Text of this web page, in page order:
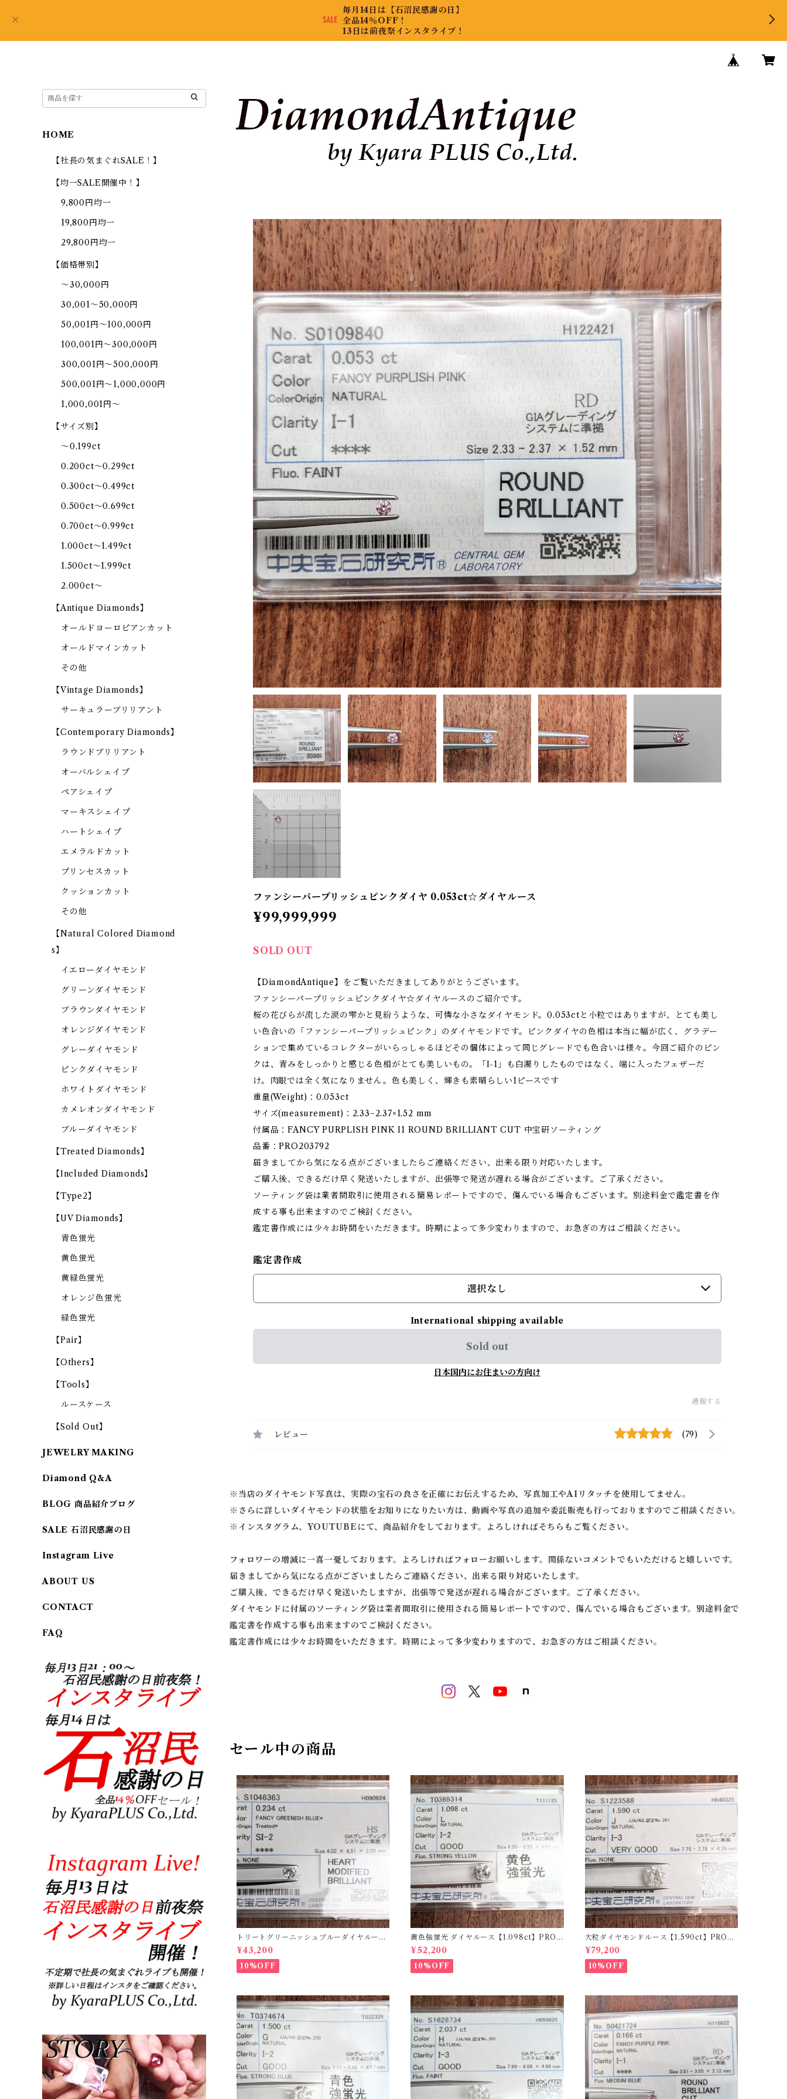
毎月14日は【石沼民感謝の日】
全品14％OFF！
13日は前夜祭インスタライブ！
ファンシーパープリッシュピンクダイヤ 0.053ct☆ダイヤルース
¥99,999,999
SOLD OUT
【DiamondAntique】をご覧いただきましてありがとうございます。
ファンシーパープリッシュピンクダイヤ☆ダイヤルースのご紹介です。
桜の花びらが流した涙の雫かと見紛うような、可憐な小さなダイヤモンド。0.053ctと小粒ではありますが、とても美し
い色合いの「ファンシーパープリッシュピンク」のダイヤモンドです。ピンクダイヤの色相は本当に幅が広く、グラデー
ションで集めているコレクターがいらっしゃるほどその個体によって同じグレードでも色合いは様々。今回ご紹介のピン
クは、青みをしっかりと感じる色相がとても美しいもの。「I-1」も白濁りしたものではなく、端に入ったフェザーだ
け。肉眼では全く気になりません。色も美しく、輝きも素晴らしい1ピースです
重量(Weight)：0.053ct
サイズ(measurement)：2.33−2.37×1.52 mm
付属品：FANCY PURPLISH PINK I1 ROUND BRILLIANT CUT 中宝研ソーティング
品番：PRO203792
届きましてから気になる点がございましたらご連絡ください、出来る限り対応いたします。
ご購入後、できるだけ早く発送いたしますが、出張等で発送が遅れる場合がございます。ご了承ください。
ソーティング袋は業者間取引に使用される簡易レポートですので、傷んでいる場合もございます。別途料金で鑑定書を作
成する事も出来ますのでご検討ください。
鑑定書作成には少々お時間をいただきます。時期によって多少変わりますので、お急ぎの方はご相談ください。
鑑定書作成
選択なし
International shipping available
Sold out
日本国内にお住まいの方向け
通報する
レビュー (79)
※当店のダイヤモンド写真は、実際の宝石の良さを正確にお伝えするため、写真加工やAIリタッチを使用してません。
※ さらに詳しいダイヤモンドの状態をお知りになりたい方は、動画や写真の追加や委託販売も行っておりますのでご相談ください。
※ インスタグラム、YOUTUBEにて、商品紹介をしております。よろしければそちらもご覧ください。
フォロワーの増減に一喜一憂しております。よろしければフォローお願いします。関係ないコメントでもいただけると嬉しいです。
届きましてから気になる点がございましたらご連絡ください、出来る限り対応いたします。
ご購入後、できるだけ早く発送いたしますが、出張等で発送が遅れる場合がございます。ご了承ください。
ダイヤモンドに付属のソーティング袋は業者間取引に使用される簡易レポートですので、傷んでいる場合もございます。別途料金で
鑑定書を作成する事も出来ますのでご検討ください。
鑑定書作成には少々お時間をいただきます。時期によって多少変わりますので、お急ぎの方はご相談ください。
セール中の商品
トリートグリーニッシュブルーダイヤルース
【0.234ct】PRO206812
¥43,200
10%OFF
黄色強蛍光 ダイヤルース【1.098ct】PRO2
08215
¥52,200
10%OFF
大粒ダイヤモンドルース【1.590ct】PRO20
7355
¥79,200
10%OFF
HOME
【社長の気まぐれSALE！】
【均一SALE開催中！】
9,800円均一
19,800円均一
29,800円均一
【価格帯別】
～30,000円
30,001～50,000円
50,001円～100,000円
100,001円～300,000円
300,001円～500,000円
500,001円～1,000,000円
1,000,001円～
【サイズ別】
～0.199ct
0.200ct～0.299ct
0.300ct～0.499ct
0.500ct～0.699ct
0.700ct～0.999ct
1.000ct～1.499ct
1.500ct～1.999ct
2.000ct～
【Antique Diamonds】
オールドヨーロピアンカット
オールドマインカット
その他
【Vintage Diamonds】
サーキュラーブリリアント
【Contemporary Diamonds】
ラウンドブリリアント
オーバルシェイプ
ペアシェイプ
マーキスシェイプ
ハートシェイプ
エメラルドカット
プリンセスカット
クッションカット
その他
【Natural Colored Diamond
s】
イエローダイヤモンド
グリーンダイヤモンド
ブラウンダイヤモンド
オレンジダイヤモンド
グレーダイヤモンド
ピンクダイヤモンド
ホワイトダイヤモンド
カメレオンダイヤモンド
ブルーダイヤモンド
【Treated Diamonds】
【Included Diamonds】
【Type2】
【UV Diamonds】
青色蛍光
黄色蛍光
黄緑色蛍光
オレンジ色蛍光
緑色蛍光
【Pair】
【Others】
【Tools】
ルースケース
【Sold Out】
JEWELRY MAKING
Diamond Q&A
BLOG 商品紹介ブログ
SALE 石沼民感謝の日
Instagram Live
ABOUT US
CONTACT
FAQ